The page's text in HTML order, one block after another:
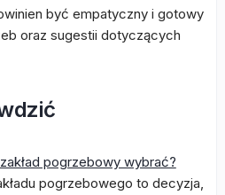
być empatyczny i gotowy
oraz sugestii dotyczących
pogrzebowy wybrać?
pogrzebowego to decyzja,